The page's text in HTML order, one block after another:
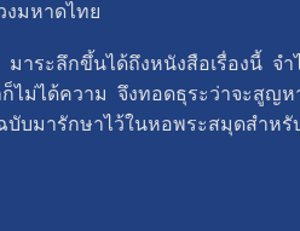
งมหาดไทย
ะลึกขึ้นได้ถึงหนังสือเรื่องนี้ จำ
ม่ได้ความ จึงทอดธุระว่าจะสูญ
บมารักษาไว้ในหอพระสมุดสำ